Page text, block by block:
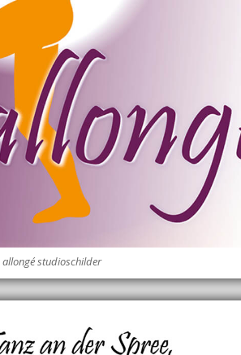
allongé studioschilder